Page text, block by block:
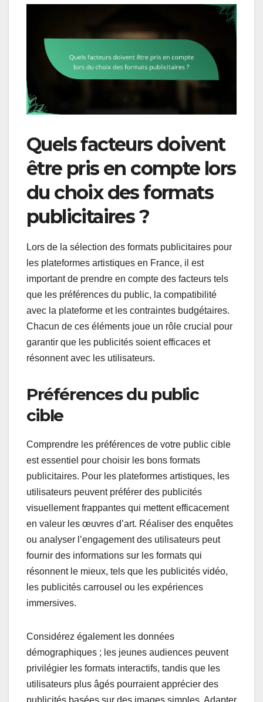
Quels facteurs doivent
être pris en compte lors
du choix des formats
publicitaires ?
Lors de la sélection des formats publicitaires pour
les plateformes artistiques en France, il est
important de prendre en compte des facteurs tels
que les préférences du public, la compatibilité
avec la plateforme et les contraintes budgétaires.
Chacun de ces éléments joue un rôle crucial pour
garantir que les publicités soient efficaces et
résonnent avec les utilisateurs.
Préférences du public
cible
Comprendre les préférences de votre public cible
est essentiel pour choisir les bons formats
publicitaires. Pour les plateformes artistiques, les
utilisateurs peuvent préférer des publicités
visuellement frappantes qui mettent efficacement
en valeur les œuvres d’art. Réaliser des enquêtes
ou analyser l’engagement des utilisateurs peut
fournir des informations sur les formats qui
résonnent le mieux, tels que les publicités vidéo,
les publicités carrousel ou les expériences
immersives.
Considérez également les données
démographiques ; les jeunes audiences peuvent
privilégier les formats interactifs, tandis que les
utilisateurs plus âgés pourraient apprécier des
publicités basées sur des images simples. Adapter